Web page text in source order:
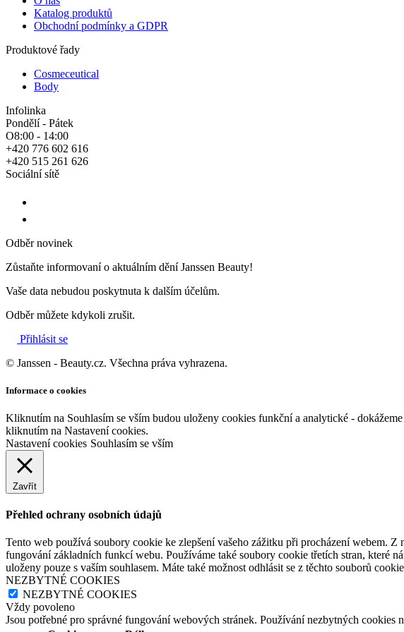
Katalog produktů
Obchodní podmínky a GDPR
Produktové řady
Cosmeceutical
Body
Infolinka
Pondělí - Pátek
O8:00 - 14:00
+420 776 602 616
+420 515 261 626
Sociální sítě
Odběr novinek
Zůstaňte informovaní o aktuálním dění Janssen Beauty!
Vaše data nebudou poskytnuta k dalším účelům.
Odběr můžete kdykoli zrušit.
Přihlásit se
© Janssen - Beauty.cz. Všechna práva vyhrazena.
Informace o cookies
Kliknutím na Souhlasím se vším budou uloženy cookies funkční a analytické -
kliknutím na Nastavení cookies.
Nastavení cookies Souhlasím se vším
Zavřít
Přehled ochrany osobních údajů
Tento web používá soubory cookie ke zlepšení vašeho zážitku při procházení webem.
fungování základních funkcí webu. Používáme také soubory cookie třetích stran, které
uloženy pouze s vaším souhlasem. Máte také možnost odhlásit se z těchto souborů
NEZBYTNÉ COOKIES
NEZBYTNÉ COOKIES
Vždy povoleno
Jsou potřebné pro správné fungování webových stránek. Používání nezbytných